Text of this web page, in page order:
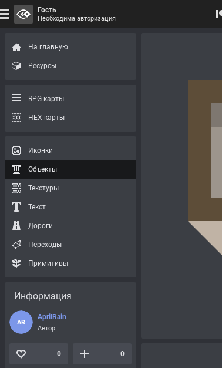
На главную
Ресурсы
RPG карты
HEX карты
Иконки
Объекты
Текстуры
Текст
Дороги
Переходы
Примитивы
Информация
AR
AprilRain
Автор
0 0
Гость
Необходима авторизация